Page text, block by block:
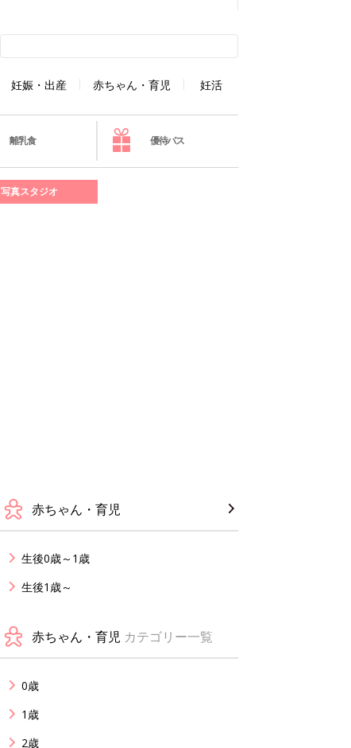
妊娠・出産 赤ちゃん・育児 妊活
離乳食 優待パス
写真スタジオ
赤ちゃん・育児
生後0歳～1歳
生後1歳～
赤ちゃん・育児 カテゴリー一覧
0歳
1歳
2歳